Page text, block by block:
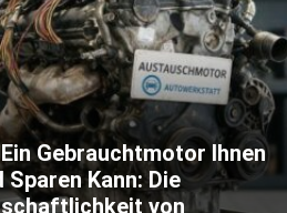
Gebrauchtmotor Ihnen
Sparen Kann: Die
von